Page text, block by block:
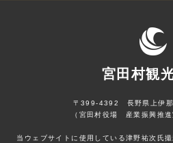
宮田村観
〒399-4392 長野県上伊那
（宮田村役場 産業振興推
当ウェブサイトに使用している津野祐次氏